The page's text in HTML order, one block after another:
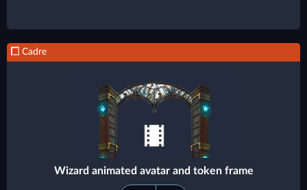
Cadre
Wizard animated avatar and token frame